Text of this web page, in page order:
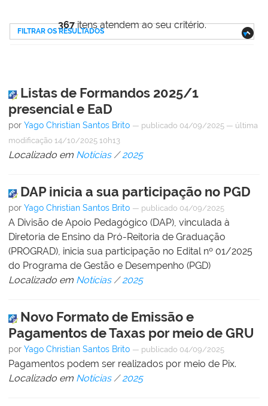
367itens atendem ao seu critério.
FILTRAR OS RESULTADOS
Listas de Formandos 2025/1
presencial e EaD
por Yago Christian Santos Brito — publicado 04/09/2025 — última
modificação 14/10/2025 10h13
Localizado em Notícias /2025
DAP inicia a sua participação no PGD
por Yago Christian Santos Brito — publicado 04/09/2025
A Divisão de Apoio Pedagógico (DAP), vinculada à
Diretoria de Ensino da Pró-Reitoria de Graduação
(PROGRAD), inicia sua participação no Edital nº 01/2025
do Programa de Gestão e Desempenho (PGD)
Localizado em Notícias /2025
Novo Formato de Emissão e
Pagamentos de Taxas por meio de GRU
por Yago Christian Santos Brito — publicado 04/09/2025
Pagamentos podem ser realizados por meio de Pix.
Localizado em Notícias /2025